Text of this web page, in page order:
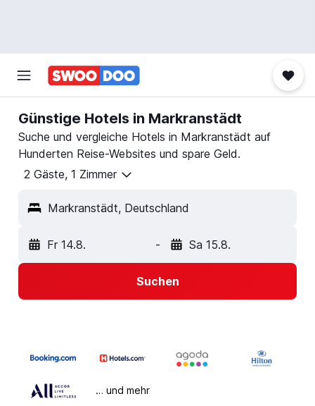
Günstige Hotels in Markranstädt
Suche und vergleiche Hotels in Markranstädt auf
Hunderten Reise-Websites und spare Geld.
2 Gäste, 1 Zimmer
Markranstädt, Deutschland
Fr 14.8. - Sa 15.8.
Suchen
… und mehr